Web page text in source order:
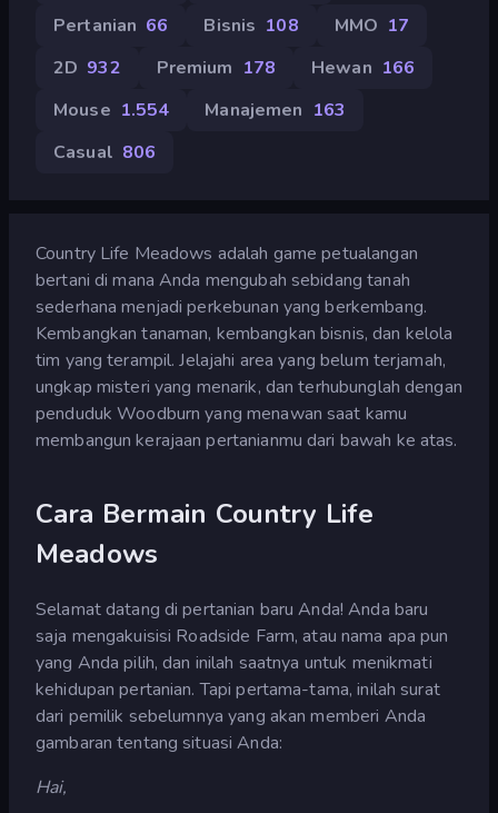
Pertanian 66 Bisnis 108 MMO 17
2D 932 Premium 178 Hewan 166
Mouse 1.554 Manajemen 163
Casual 806
Country Life Meadows adalah game petualangan
bertani di mana Anda mengubah sebidang tanah
sederhana menjadi perkebunan yang berkembang.
Kembangkan tanaman, kembangkan bisnis, dan kelola
tim yang terampil. Jelajahi area yang belum terjamah,
ungkap misteri yang menarik, dan terhubunglah dengan
penduduk Woodburn yang menawan saat kamu
membangun kerajaan pertanianmu dari bawah ke atas.
Cara Bermain Country Life
Meadows
Selamat datang di pertanian baru Anda! Anda baru
saja mengakuisisi Roadside Farm, atau nama apa pun
yang Anda pilih, dan inilah saatnya untuk menikmati
kehidupan pertanian. Tapi pertama-tama, inilah surat
dari pemilik sebelumnya yang akan memberi Anda
gambaran tentang situasi Anda:
Hai,